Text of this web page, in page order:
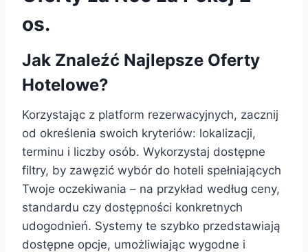
os.
Jak Znaleźć Najlepsze Oferty
Hotelowe?
Korzystając z platform rezerwacyjnych, zacznij
od określenia swoich kryteriów: lokalizacji,
terminu i liczby osób. Wykorzystaj dostępne
filtry, by zawęzić wybór do hoteli spełniających
Twoje oczekiwania – na przykład według ceny,
standardu czy dostępności konkretnych
udogodnień. Systemy te szybko przedstawiają
dostępne opcje, umożliwiając wygodne i